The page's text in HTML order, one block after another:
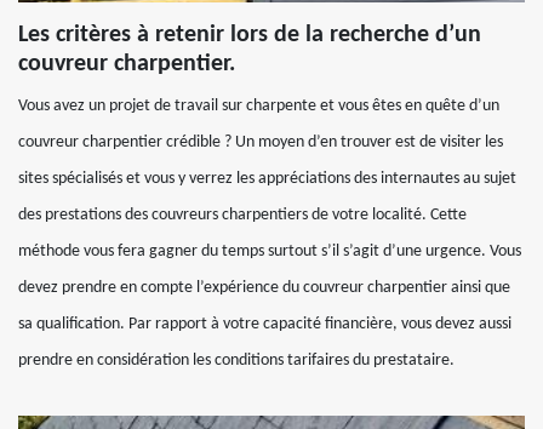
Les critères à retenir lors de la recherche d’un
couvreur charpentier.
Vous avez un projet de travail sur charpente et vous êtes en quête d’un
couvreur charpentier crédible ? Un moyen d’en trouver est de visiter les
sites spécialisés et vous y verrez les appréciations des internautes au sujet
des prestations des couvreurs charpentiers de votre localité. Cette
méthode vous fera gagner du temps surtout s’il s’agit d’une urgence. Vous
devez prendre en compte l’expérience du couvreur charpentier ainsi que
sa qualification. Par rapport à votre capacité financière, vous devez aussi
prendre en considération les conditions tarifaires du prestataire.